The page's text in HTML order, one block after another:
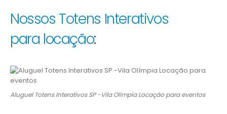
Nossos Totens Interativos
para locação:
Aluguel Totens Interativos SP -Vila Olímpia Locação para eventos